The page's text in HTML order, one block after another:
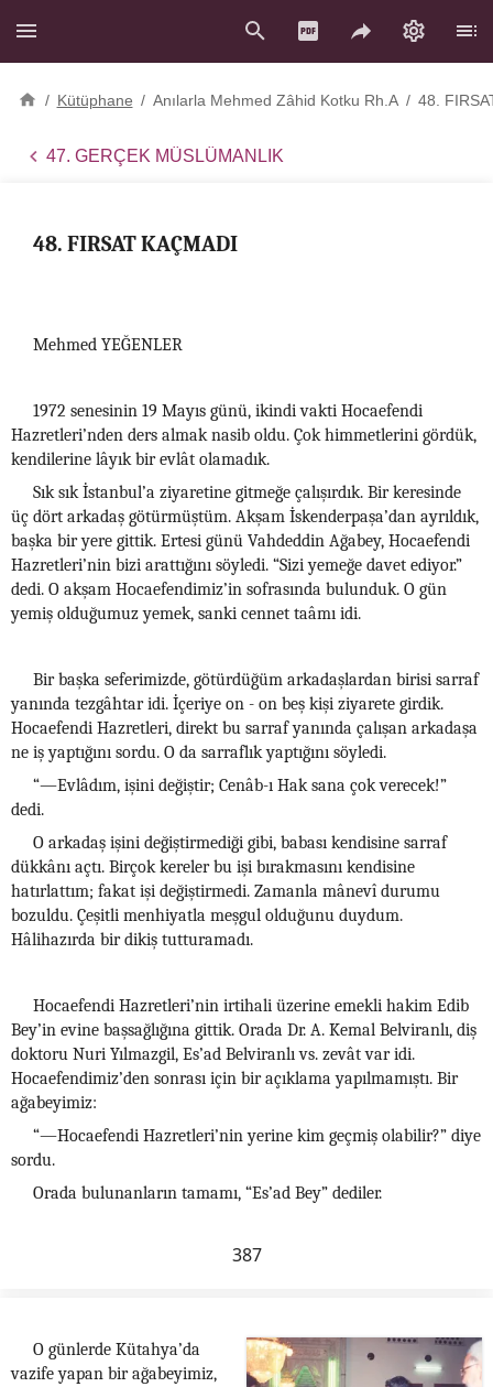
/ Kütüphane / Anılarla Mehmed Zâhid Kotku Rh.A / 48.
47. GERÇEK MÜSLÜMANLIK
48. FIRSAT KAÇMADI
Mehmed YEĞENLER
1972 senesinin 19 Mayıs günü, ikindi vakti Hocaefendi
Hazretleri’nden ders almak nasib oldu. Çok himmetlerini gördük,
kendilerine lâyık bir evlât olamadık.
Sık sık İstanbul’a ziyaretine gitmeğe çalışırdık. Bir keresinde
üç dört arkadaş götürmüştüm. Akşam İskenderpaşa’dan ayrıldık,
başka bir yere gittik. Ertesi günü Vahdeddin Ağabey, Hocaefendi
Hazretleri’nin bizi arattığını söyledi. “Sizi yemeğe davet ediyor.”
dedi. O akşam Hocaefendimiz’in sofrasında bulunduk. O gün
yemiş olduğumuz yemek, sanki cennet taâmı idi.
Bir başka seferimizde, götürdüğüm arkadaşlardan birisi sarraf
yanında tezgâhtar idi. İçeriye on - on beş kişi ziyarete girdik.
Hocaefendi Hazretleri, direkt bu sarraf yanında çalışan arkadaşa
ne iş yaptığını sordu. O da sarraflık yaptığını söyledi.
“—Evlâdım, işini değiştir; Cenâb-ı Hak sana çok verecek!”
dedi.
O arkadaş işini değiştirmediği gibi, babası kendisine sarraf
dükkânı açtı. Birçok kereler bu işi bırakmasını kendisine
hatırlattım; fakat işi değiştirmedi. Zamanla mânevî durumu
bozuldu. Çeşitli menhiyatla meşgul olduğunu duydum.
Hâlihazırda bir dikiş tutturamadı.
Hocaefendi Hazretleri’nin irtihali üzerine emekli hakim Edib
Bey’in evine başsağlığına gittik. Orada Dr. A. Kemal Belviranlı, diş
doktoru Nuri Yılmazgil, Es’ad Belviranlı vs. zevât var idi.
Hocaefendimiz’den sonrası için bir açıklama yapılmamıştı. Bir
ağabeyimiz:
“—Hocaefendi Hazretleri’nin yerine kim geçmiş olabilir?” diye
sordu.
Orada bulunanların tamamı, “Es’ad Bey” dediler.
387
O günlerde Kütahya’da
vazife yapan bir ağabeyimiz,